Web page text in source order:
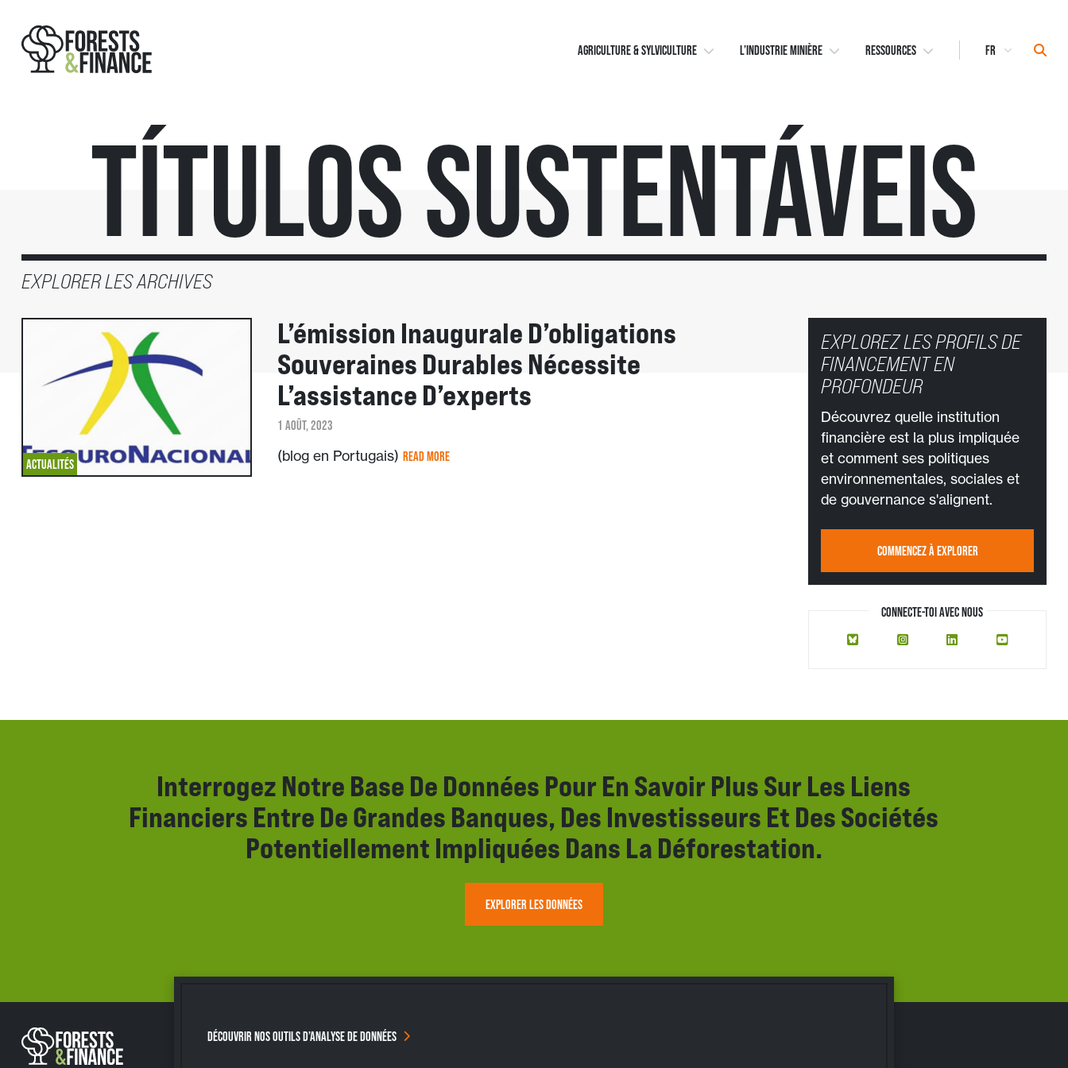
AGRICULTURE & SYLVICULTURE L’INDUSTRIE MINIÈRE RESSOURCES
Select
Títulos Sustentáveis
EXPLORER LES ARCHIVES
ACTUALITÉS
L’émission Inaugurale D’obligations
Souveraines Durables Nécessite
L’assistance D’experts
1 AOÛT, 2023
(blog en Portugais) READ MORE
EXPLOREZ LES PROFILS DE
FINANCEMENT EN
PROFONDEUR
Découvrez quelle institution
financière est la plus impliquée
et comment ses politiques
environnementales, sociales et
de gouvernance s'alignent.
COMMENCEZ À EXPLORER
CONNECTE-TOI AVEC NOUS
Interrogez Notre Base De Données Pour En Savoir Plus Sur Les Liens
Financiers Entre De Grandes Banques, Des Investisseurs Et Des Sociétés
Potentiellement Impliquées Dans La Déforestation.
EXPLORER LES DONNÉES
DÉCOUVRIR NOS OUTILS D’ANALYSE DE DONNÉES